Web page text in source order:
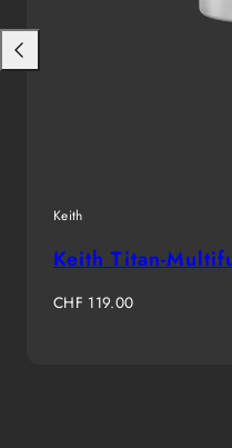
Keith
Keith Titan-
Regulärer
CHF 119.00
Nach
links